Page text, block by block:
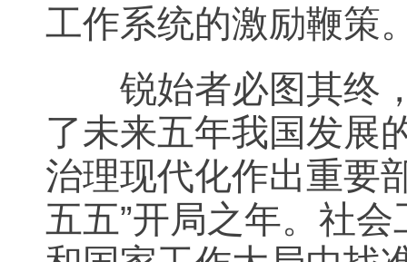
工作系统的激励鞭策
锐始者必图其终，
了未来五年我国发展
治理现代化作出重要
五五”开局之年。社